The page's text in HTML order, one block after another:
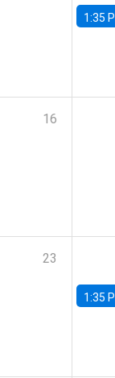
1:35
16
23
1:35